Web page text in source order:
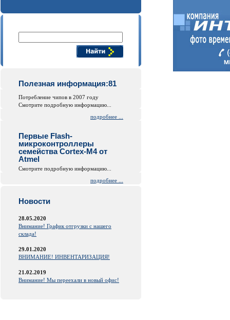
Полезная информация:81
Потребление чипов в 2007 году
Смотрите подробную информацию...
подробнее ...
Первые Flash-
микроконтроллеры
семейства Cortex-M4 от
Atmel
Смотрите подробную информацию...
подробнее ...
Новости
28.05.2020
Внимание! График отгрузки с нашего
склада!
29.01.2020
ВНИМАНИЕ! ИНВЕНТАРИЗАЦИЯ!
21.02.2019
Внимание! Мы переехали в новый офис!